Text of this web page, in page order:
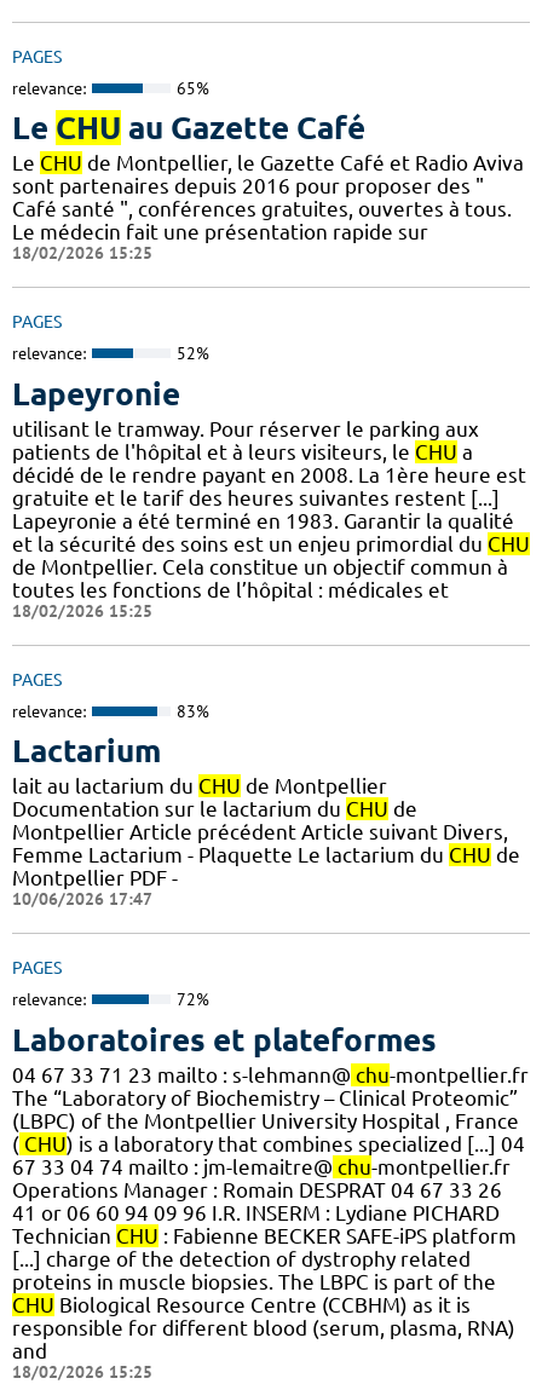
PAGES
relevance: 65%
Le CHU au Gazette Café
Le CHU de Montpellier, le Gazette Café et Radio Aviva
sont partenaires depuis 2016 pour proposer des "
Café santé ", conférences gratuites, ouvertes à tous.
Le médecin fait une présentation rapide sur
18/02/2026 15:25
PAGES
relevance: 52%
Lapeyronie
utilisant le tramway. Pour réserver le parking aux
patients de l'hôpital et à leurs visiteurs, le CHU a
décidé de le rendre payant en 2008. La 1ère heure est
gratuite et le tarif des heures suivantes restent [...]
Lapeyronie a été terminé en 1983. Garantir la qualité
et la sécurité des soins est un enjeu primordial du CHU
de Montpellier. Cela constitue un objectif commun à
toutes les fonctions de l’hôpital : médicales et
18/02/2026 15:25
PAGES
relevance: 83%
Lactarium
lait au lactarium du CHU de Montpellier
Documentation sur le lactarium du CHU de
Montpellier Article précédent Article suivant Divers,
Femme Lactarium - Plaquette Le lactarium du CHU de
Montpellier PDF -
10/06/2026 17:47
PAGES
relevance: 72%
Laboratoires et plateformes
04 67 33 71 23 mailto : s-lehmann@ chu-montpellier.fr
The “Laboratory of Biochemistry – Clinical Proteomic”
(LBPC) of the Montpellier University Hospital , France
( CHU) is a laboratory that combines specialized [...] 04
67 33 04 74 mailto : jm-lemaitre@ chu-montpellier.fr
Operations Manager : Romain DESPRAT 04 67 33 26
41 or 06 60 94 09 96 I.R. INSERM : Lydiane PICHARD
Technician CHU : Fabienne BECKER SAFE-iPS platform
[...] charge of the detection of dystrophy related
proteins in muscle biopsies. The LBPC is part of the
CHU Biological Resource Centre (CCBHM) as it is
responsible for different blood (serum, plasma, RNA)
and
18/02/2026 15:25